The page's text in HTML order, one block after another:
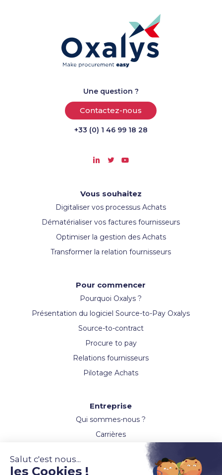
Une question ?
Contactez-nous
+33 (0) 1 46 99 18 28
Vous souhaitez
Digitaliser vos processus Achats
Dématérialiser vos factures fournisseurs
Optimiser la gestion des Achats
Transformer la relation fournisseurs
Pour commencer
Pourquoi Oxalys ?
Présentation du logiciel Source-to-Pay Oxalys
Source-to-contract
Procure to pay
Relations fournisseurs
Pilotage Achats
Entreprise
Qui sommes-nous ?
Carrières